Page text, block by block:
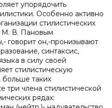
упорядочить
Особенно активно
стилистических
М. В. Пановым
говорит он,-пронизывают
синтаксис,
в силу своей
стилистическую
больше таких
три члена стилистической
рядах: